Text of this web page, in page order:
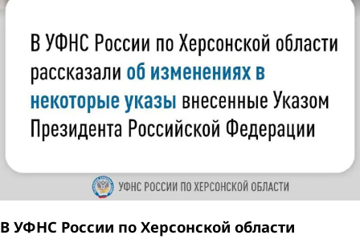
В УФНС России по Херсонской области